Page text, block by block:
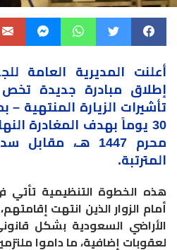
أعلنت المديرية العامة
إطلاق مبادرة جديدة تخص
تأشيرات الزيارة المنتهية
محرم 1447 هـ،
المترتبة.
هذه الخطوة التنظيمية تأتي
أمام الزوار الذين انتهت
الأراضي السعودية بشكل
لعقوبات إضافية، ما داموا